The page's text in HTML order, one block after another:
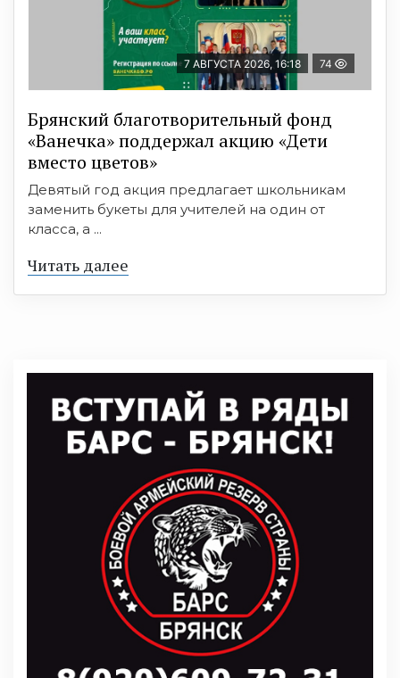
7 АВГУСТА 2026, 16:18 74
Брянский благотворительный фонд
«Ванечка» поддержал акцию «Дети
вместо цветов»
Девятый год акция предлагает школьникам
заменить букеты для учителей на один от
класса, а ...
Читать далее